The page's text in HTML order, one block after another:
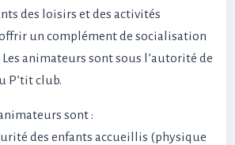
des loisirs et des activités
un complément de socialisation
animateurs sont sous l’autorité de
P’tit club.
sont :
des enfants accueillis (physique